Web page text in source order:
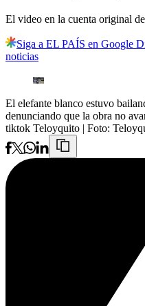
El video en la cuenta original
Siga a EL PAÍS en Google
noticias
El elefante blanco estuvo
denunciando que la obra no
tiktok Teloyquito | Foto: